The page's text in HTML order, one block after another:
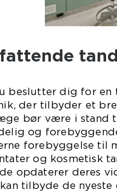
beslutter dig for
der tilbyder et
bør være i stand
og
forebyggelse til
og kosmetisk
opdaterer deres
tilbyde de